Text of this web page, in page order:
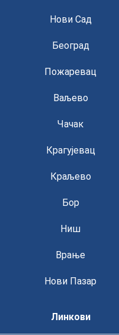
Нови Сад
Београд
Пожаревац
Ваљево
Чачак
Крагујевац
Краљево
Бор
Ниш
Врање
Нови Пазар
Линкови